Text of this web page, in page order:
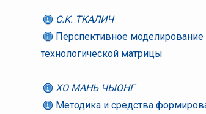
С.К. ТКАЛИЧ
Перспективное
технологической матрицы
ХО МАНЬ ЧЫОНГ
Методика и средства